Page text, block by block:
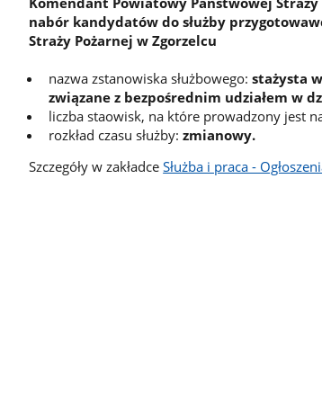
nabór kandydatów do służby
Straży Pożarnej w Zgorzelcu
nazwa zstanowiska służbowego:stażysta
związane z bezpośrednim udziałem w
liczba staowisk, na które prowadzony jest
rozkład czasu służby:zmianowy.
Szczegóły w zakładceSłużba i praca -